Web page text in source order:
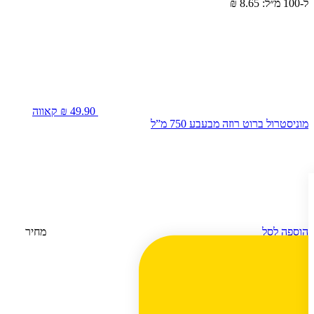
ל-100 מ״ל: 8.65 ₪
49.90 ₪
קאווה
מוניסטרול ברוט רוזה מבעבע 750 מ”ל
הוספה לסל
מחיר